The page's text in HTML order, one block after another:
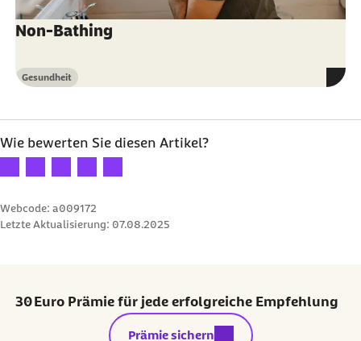
Non-Bathing
Kategorie
Gesundheit
Wie bewerten Sie diesen Artikel?
Ihre Bewertung: 1 Stern
Ihre Bewertung: 2 Sterne
Ihre Bewertung: 3 Sterne
Ihre Bewertung: 4 Sterne
Ihre Bewertung: 5 Sterne
Webcode: a009172
Letzte Aktualisierung: 07.08.2025
30 Euro Prämie für jede erfolgreiche Empfehlung
externer Link:
Prämie sichern